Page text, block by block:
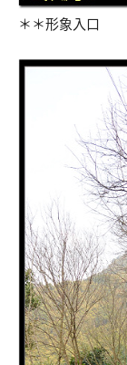
＊＊形象入口